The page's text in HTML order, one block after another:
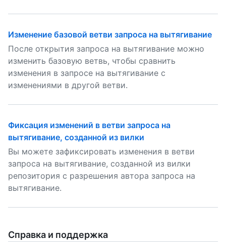
Изменение базовой ветви запроса на вытягивание
После открытия запроса на вытягивание можно
изменить базовую ветвь, чтобы сравнить
изменения в запросе на вытягивание с
изменениями в другой ветви.
Фиксация изменений в ветви запроса на
вытягивание, созданной из вилки
Вы можете зафиксировать изменения в ветви
запроса на вытягивание, созданной из вилки
репозитория с разрешения автора запроса на
вытягивание.
Справка и поддержка